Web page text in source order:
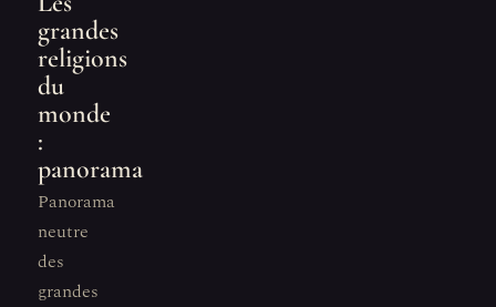
grandes
religions
du
monde
:
panorama
Panorama
neutre
des
grandes